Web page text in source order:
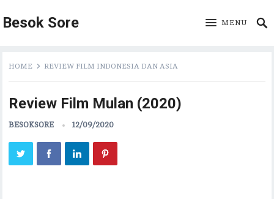
Besok Sore MENU
HOME REVIEW FILM INDONESIA DAN ASIA
Review Film Mulan (2020)
BESOKSORE 12/09/2020